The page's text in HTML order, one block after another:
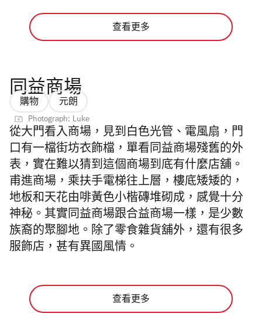
查看更多
同益商場
購物 元朗
Photograph: Luke
從大門看入商場，見到白色光管、電風扇，門
口有一檔街坊衣飾檔，單看同益商場殘舊的外
表，實在難以猜到這個商場到底有什麼店舖。
甫進商場，乘扶手電梯往上層，樓底矮矮的，
地板和天花由啡黃色小楷磚堆砌成，感覺十分
神秘。其實同益商場跟合益商場一樣，是少數
族裔的聚腳地。除了零食雜貨舖外，還有很多
服飾店，甚有異國風情。
查看更多